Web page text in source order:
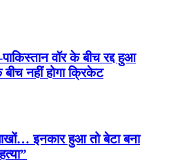
वॉर के बीच रद्द हुआ
नहीं होगा क्रिकेट
इनकार हुआ तो बेटा बना